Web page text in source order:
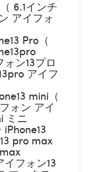
6.1インチ
アイフォ
Pro（
ン13プロ
アイフ
mini（
ォン アイ
ミニ
pro max
フォン13